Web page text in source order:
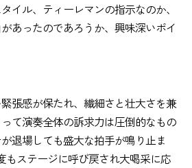
イル、ティーレマンの指示なのか、
あったのであろうか、興味深いポイ
張感が保たれ、繊細さと壮大さを兼
て演奏全体の訴求力は圧倒的なもの
退場しても盛大な拍手が鳴り止ま
もステージに呼び戻され大喝采に応